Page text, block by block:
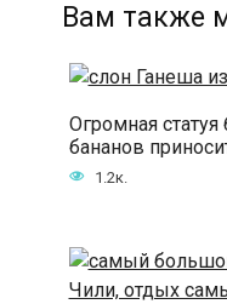
Вам также
Огромная
бананов
1.2к.